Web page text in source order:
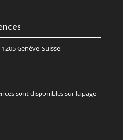
Genève, Suisse
sont disponibles sur la page